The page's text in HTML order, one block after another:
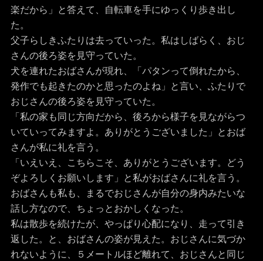
楽だから」と答えて、自転車を手にゆっくり歩き出し
た。
父子らしきふたりは去っていった。私はしばらく、おじ
さんの後ろ姿を見守っていた。
犬を連れたおばさんが現れ、「パタンって倒れたから、
発作でも起きたのかと思ったのよね」と言い、ふたりで
おじさんの後ろ姿を見守っていた。
「私の家も同じ方向だから、後ろから様子を見ながらつ
いていってみますよ。ありがとうございました」とおば
さんが私に礼を言う。
「いえいえ、こちらこそ、ありがとうございます。どう
ぞよろしくお願いします」と私がおばさんに礼を言う。
おばさんも私も、まるでおじさんが自分の身内みたいな
話し方なので、ちょっとおかしくなった。
私は散歩を続けたが、やっぱり心配になり、走って引き
返した。と、おばさんの姿が見えた。おじさんに気づか
れないように、５メートルほど離れて、おじさんと同じ